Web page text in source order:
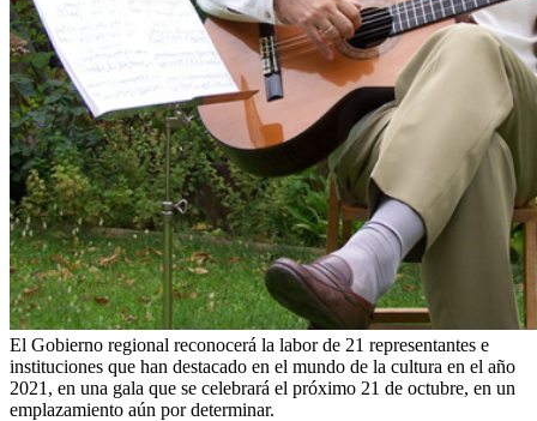
El Gobierno regional reconocerá la labor de 21 representantes e
instituciones que han destacado en el mundo de la cultura en el año
2021, en una gala que se celebrará el próximo 21 de octubre, en un
emplazamiento aún por determinar.